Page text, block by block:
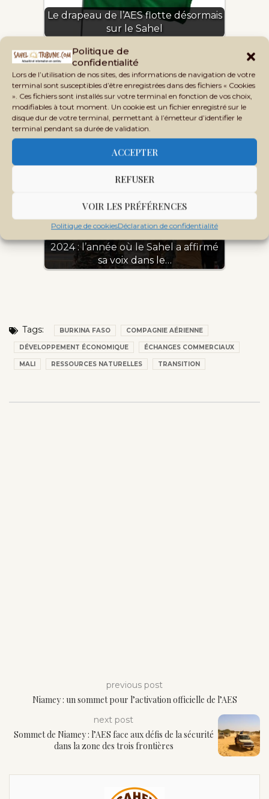
Politique de
confidentialité
Lors de l’utilisation de nos sites, des informations de navigation de votre
terminal sont susceptibles d’être enregistrées dans des fichiers « Cookies
». Ces fichiers sont installés sur votre terminal en fonction de vos choix,
modifiables à tout moment. Un cookie est un fichier enregistré sur le
disque dur de votre terminal, permettant à l’émetteur d’identifier le
terminal pendant sa durée de validation.
ACCEPTER
REFUSER
VOIR LES PRÉFÉRENCES
Politique de cookiesDéclaration de confidentialité
Le drapeau de l’AES flotte désormais
sur le Sahel
Niamey : un sommet pour
l’activation officielle de l’AES
2024 : l’année où le Sahel a affirmé
sa voix dans le…
Tags: BURKINA FASO COMPAGNIE AÉRIENNE
DÉVELOPPEMENT ÉCONOMIQUE ÉCHANGES COMMERCIAUX
MALI RESSOURCES NATURELLES TRANSITION
previous post
Niamey : un sommet pour l’activation officielle de l’AES
next post
Sommet de Niamey : l’AES face aux défis de la sécurité
dans la zone des trois frontières